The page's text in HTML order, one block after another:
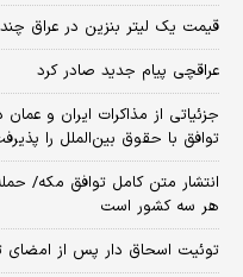
قیمت یک لیتر بنزین در عراق
عراقچی پیام جدید صادر کرد
جزئیاتی از مذاکرات ایران و
توافق با حقوق بین‌الملل را
انتشار متن کامل توافق مکه/
هر سه کشور است
توئیت اسحاق دار پس از امضای